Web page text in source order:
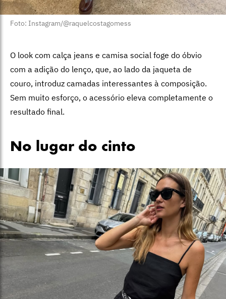
Foto: Instagram/@raquelcostagomess
O look com calça jeans e camisa social foge do óbvio
com a adição do lenço, que, ao lado da jaqueta de
couro, introduz camadas interessantes à composição.
Sem muito esforço, o acessório eleva completamente o
resultado final.
No lugar do cinto